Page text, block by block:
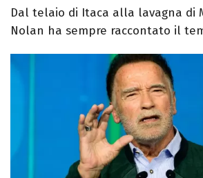
Dal telaio di Itaca alla lavagna di
Nolan ha sempre raccontato il